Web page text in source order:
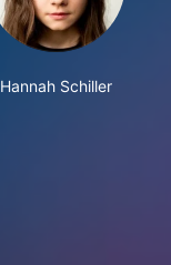
Hannah Schiller